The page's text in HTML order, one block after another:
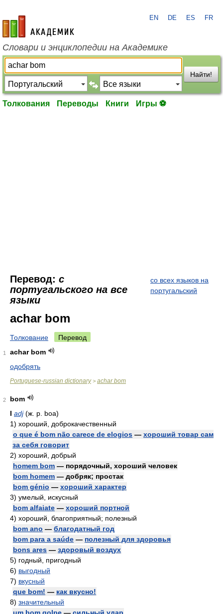
academic.ru
EN DE ES FR
Словари и энциклопедии на Академике
Найти!
Толкования Переводы Книги Игры ⚽
Перевод: с
португальского на все
языки
со всех языков на
португальский
achar bom
Толкование Перевод
1
achar bom
одобрять
Portuguese-russian dictionary> achar bom
2
bom
I adj(ж. р. boa)
1) хороший, доброкачественный
o que é bom não carece de elogios — хороший товар сам
за себя говорит
2) хороший, добрый
homem bom — порядочный, хороший человек
bom homem — добряк; простак
bom génio — хороший характер
3) умелый, искусный
bom alfaiate — хороший портной
4) хороший, благоприятный; полезный
bom ano — благодатный год
bom para a saúde — полезный для здоровья
bons ares — здоровый воздух
5) годный, пригодный
6) выгодный
7) вкусный
que bom! — как вкусно!
8) значительный